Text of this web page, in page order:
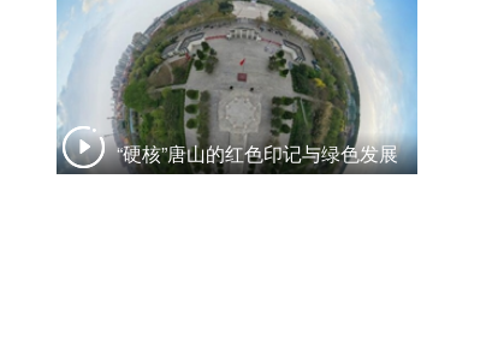
“硬核”唐山的红色印记与绿色发展